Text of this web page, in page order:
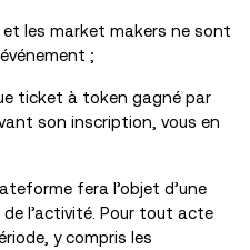
les market makers ne sont
;
ticket à token gagné par
son inscription, vous en
fera l’objet d’une
l’activité. Pour tout acte
y compris les